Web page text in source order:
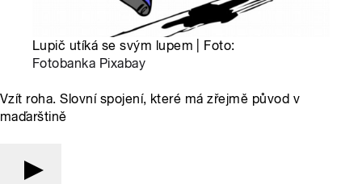
Lupič utíká se svým lupem | Foto:
Fotobanka Pixabay
Vzít roha. Slovní spojení, které má zřejmě původ v
maďarštině